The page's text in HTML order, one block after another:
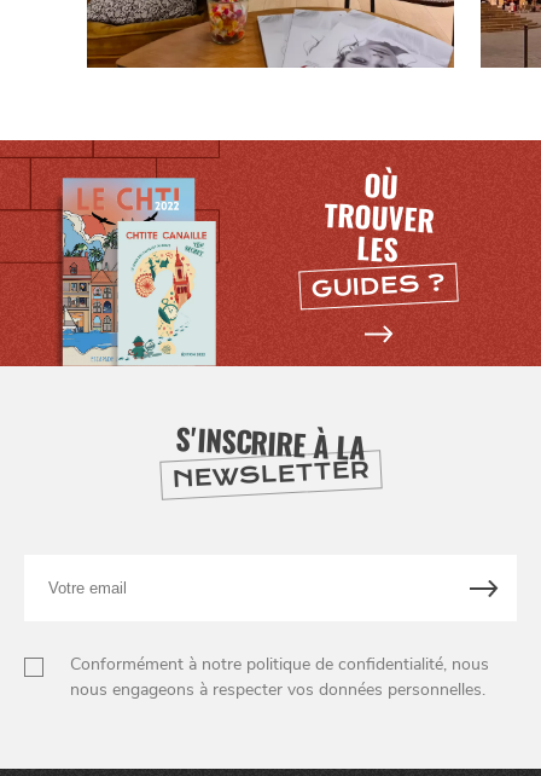
DIVERTIR
OÙ
TROUVER
LES
GUIDES ?
S'INSCRIRE À LA
NEWSLETTER
email
Conformément à notre politique de confidentialité, nous
nous engageons à respecter vos données personnelles.